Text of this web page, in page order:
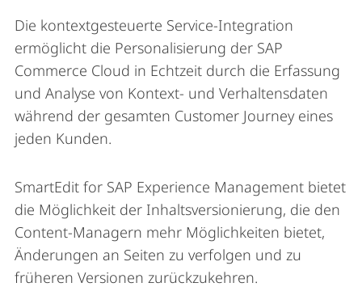
Die kontextgesteuerte Service-Integration
ermöglicht die Personalisierung der SAP
Commerce Cloud in Echtzeit durch die Erfassung
und Analyse von Kontext- und Verhaltensdaten
während der gesamten Customer Journey eines
jeden Kunden.
SmartEdit for SAP Experience Management bietet
die Möglichkeit der Inhaltsversionierung, die den
Content-Managern mehr Möglichkeiten bietet,
Änderungen an Seiten zu verfolgen und zu
früheren Versionen zurückzukehren.